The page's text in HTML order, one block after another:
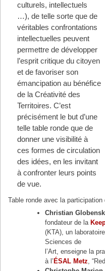
culturels, intellectuels
…), de telle sorte que de
véritables confrontations
intellectuelles peuvent
permettre de développer
l’esprit critique du citoyen
et de favoriser son
émancipation au bénéfice
de la Créativité des
Territoires. C’est
précisément le but d’une
telle table ronde que de
donner une visibilité à
ces formes de circulation
des idées, en les invitant
à confronter leurs points
de vue.
Table ronde avec la participation
Christian
fondateur de la
(KTA), un
Sciences de
l’Art, enseigne la
à l’ÉSAL Metz ,